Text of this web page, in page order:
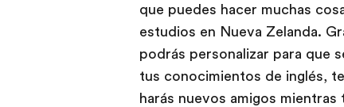
que puedes hacer muchas
estudios en Nueva Zelanda.
podrás personalizar para que
tus conocimientos de inglés,
harás nuevos amigos